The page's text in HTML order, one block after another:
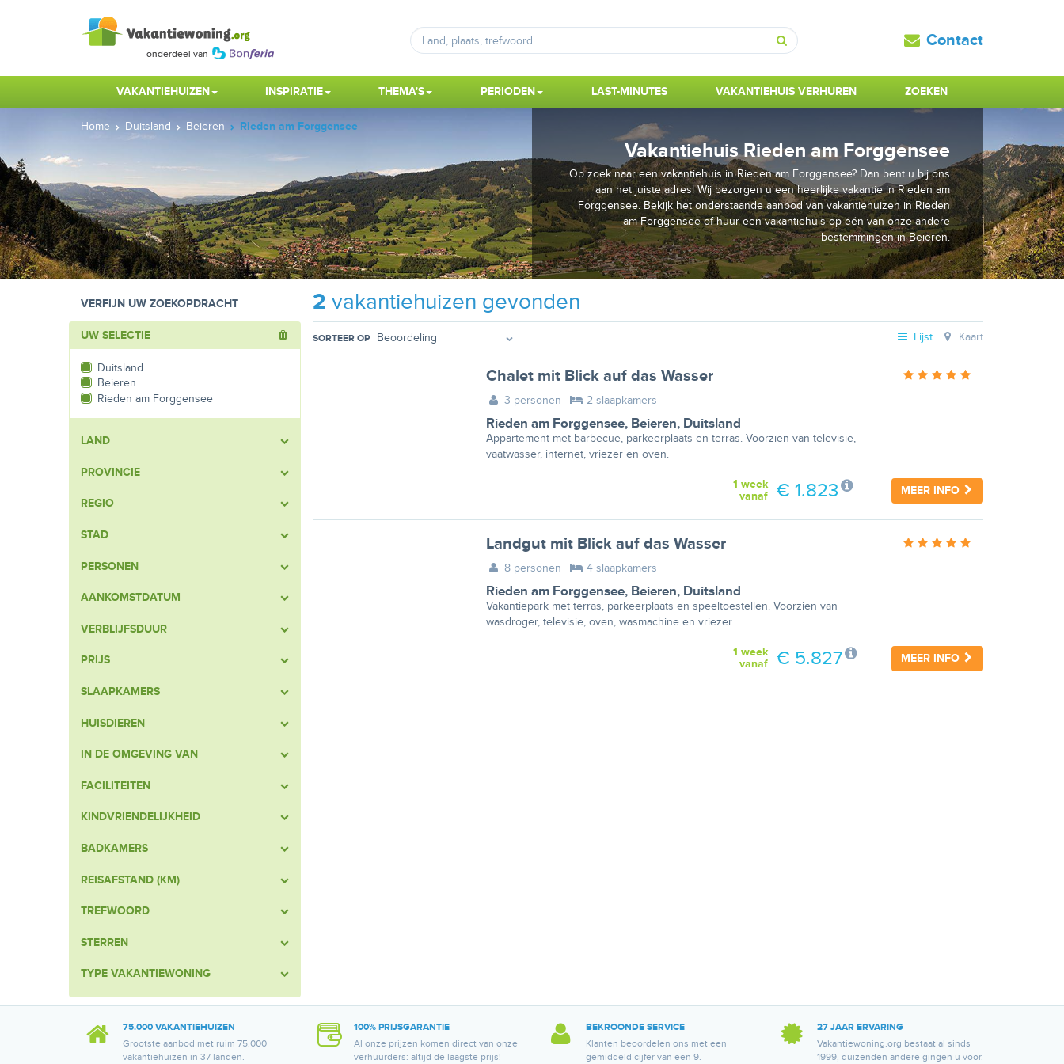
Zoeken
Contact
VAKANTIEHUIZEN INSPIRATIE THEMA'S PERIODEN LAST-MINUTES VAKANTIEHUIS VERHUREN ZOEKEN
Home Duitsland Beieren Rieden am Forggensee
Vakantiehuis Rieden am Forggensee
Op zoek naar een vakantiehuis in Rieden am Forggensee? Dan bent u bij ons
aan het juiste adres! Wij bezorgen u een heerlijke vakantie in Rieden am
Forggensee. Bekijk het onderstaande aanbod van vakantiehuizen in Rieden
am Forggensee of huur een vakantiehuis op één van onze andere
bestemmingen in Beieren.
VERFIJN UW ZOEKOPDRACHT 2 vakantiehuizen gevonden
UW SELECTIE
Duitsland
Beieren
Rieden am Forggensee
LAND
PROVINCIE
REGIO
STAD
PERSONEN
AANKOMSTDATUM
VERBLIJFSDUUR
PRIJS
SLAAPKAMERS
HUISDIEREN
IN DE OMGEVING VAN
FACILITEITEN
KINDVRIENDELIJKHEID
BADKAMERS
REISAFSTAND (KM)
TREFWOORD
STERREN
TYPE VAKANTIEWONING
SORTEER OP Lijst Kaart
Chalet mit Blick auf das Wasser
3 personen 2 slaapkamers
Rieden am Forggensee, Beieren, Duitsland
Appartement met barbecue, parkeerplaats en terras. Voorzien van televisie,
vaatwasser, internet, vriezer en oven.
MEER INFO
1 week
vanaf
€ 1.823
Landgut mit Blick auf das Wasser
8 personen 4 slaapkamers
Rieden am Forggensee, Beieren, Duitsland
Vakantiepark met terras, parkeerplaats en speeltoestellen. Voorzien van
wasdroger, televisie, oven, wasmachine en vriezer.
MEER INFO
1 week
vanaf
€ 5.827
75.000 VAKANTIEHUIZEN
Grootste aanbod met ruim 75.000
vakantiehuizen in 37 landen.
100% PRIJSGARANTIE
Al onze prijzen komen direct van onze
verhuurders: altijd de laagste prijs!
BEKROONDE SERVICE
Klanten beoordelen ons met een
gemiddeld cijfer van een 9.
27 JAAR ERVARING
Vakantiewoning.org bestaat al sinds
1999, duizenden andere gingen u voor.